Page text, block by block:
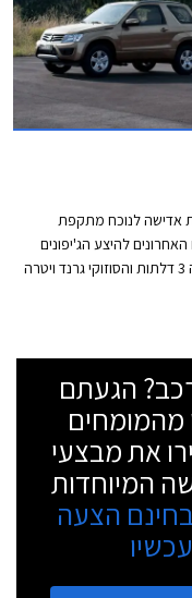
אדישה לנוכח מתקפת
להיצע הג'יפונים
המקומי ההולך וגדל. ותציע את הסוזוקי גרנד ויטרה 3 דלתות והסוזוקי גרנד ויטרה
הגעתם
מהמומחים
את מבצעי
המיוחדות
הצעה